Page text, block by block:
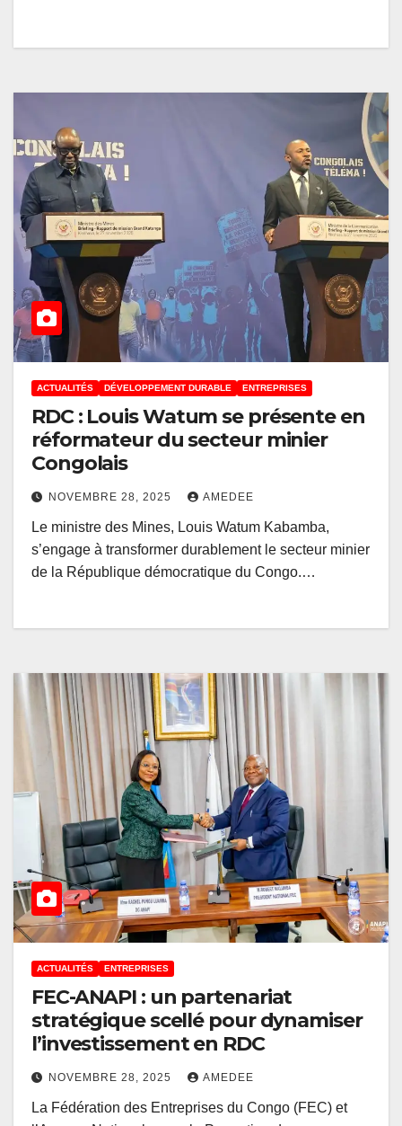
ACTUALITÉS DÉVELOPPEMENT DURABLE ENTREPRISES
RDC : Louis Watum se présente en
réformateur du secteur minier
Congolais
NOVEMBRE 28, 2025 AMEDEE
Le ministre des Mines, Louis Watum Kabamba,
s’engage à transformer durablement le secteur minier
de la République démocratique du Congo.…
ACTUALITÉS ENTREPRISES
FEC-ANAPI : un partenariat
stratégique scellé pour dynamiser
l’investissement en RDC
NOVEMBRE 28, 2025 AMEDEE
La Fédération des Entreprises du Congo (FEC) et